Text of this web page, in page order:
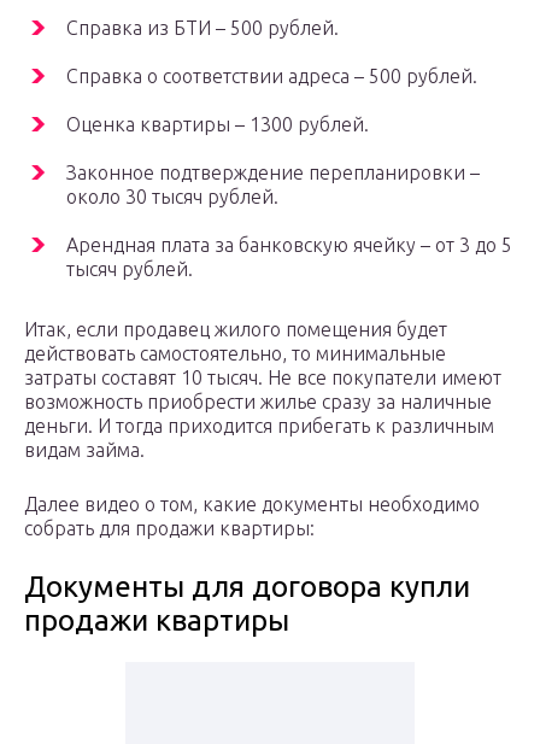
Справка из БТИ – 500 рублей.
Справка о соответствии адреса – 500 рублей.
Оценка квартиры – 1300 рублей.
Законное подтверждение перепланировки –
около 30 тысяч рублей.
Арендная плата за банковскую ячейку – от 3 до 5
тысяч рублей.
Итак, если продавец жилого помещения будет
действовать самостоятельно, то минимальные
затраты составят 10 тысяч. Не все покупатели имеют
возможность приобрести жилье сразу за наличные
деньги. И тогда приходится прибегать к различным
видам займа.
Далее видео о том, какие документы необходимо
собрать для продажи квартиры:
Документы для договора купли
продажи квартиры